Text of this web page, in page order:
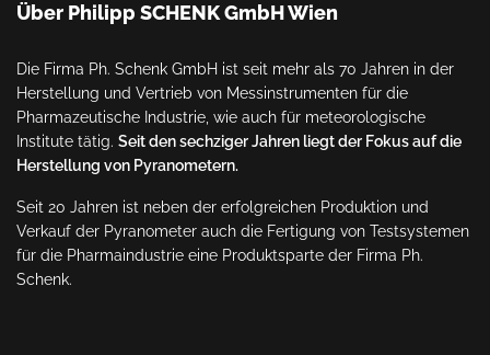
Über Philipp SCHENK GmbH Wien
Die Firma Ph. Schenk GmbH ist seit mehr als 70 Jahren in der
Herstellung und Vertrieb von Messinstrumenten für die
Pharmazeutische Industrie, wie auch für meteorologische
Institute tätig. Seit den sechziger Jahren liegt der Fokus auf die
Herstellung von Pyranometern.
Seit 20 Jahren ist neben der erfolgreichen Produktion und
Verkauf der Pyranometer auch die Fertigung von Testsystemen
für die Pharmaindustrie eine Produktsparte der Firma Ph.
Schenk.